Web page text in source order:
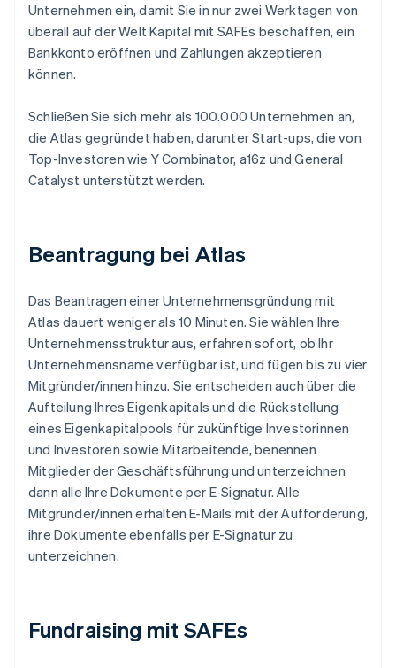
Unternehmen ein, damit Sie in nur zwei Werktagen von
überall auf der Welt Kapital mit SAFEs beschaffen, ein
Bankkonto eröffnen und Zahlungen akzeptieren
können.
Schließen Sie sich mehr als 100.000 Unternehmen an,
die Atlas gegründet haben, darunter Start-ups, die von
Top-Investoren wie Y Combinator, a16z und General
Catalyst unterstützt werden.
Beantragung bei Atlas
Das Beantragen einer Unternehmensgründung mit
Atlas dauert weniger als 10 Minuten. Sie wählen Ihre
Unternehmensstruktur aus, erfahren sofort, ob Ihr
Unternehmensname verfügbar ist, und fügen bis zu vier
Mitgründer/innen hinzu. Sie entscheiden auch über die
Aufteilung Ihres Eigenkapitals und die Rückstellung
eines Eigenkapitalpools für zukünftige Investorinnen
und Investoren sowie Mitarbeitende, benennen
Mitglieder der Geschäftsführung und unterzeichnen
dann alle Ihre Dokumente per E-Signatur. Alle
Mitgründer/innen erhalten E-Mails mit der Aufforderung,
ihre Dokumente ebenfalls per E-Signatur zu
unterzeichnen.
Fundraising mit SAFEs